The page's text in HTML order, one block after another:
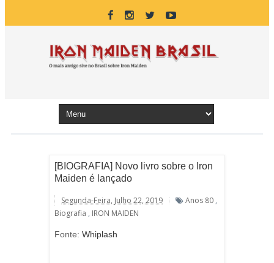
[BIOGRAFIA] Novo livro sobre o Iron
Maiden é lançado
Segunda-Feira, Julho 22, 2019 Anos 80 ,
Biografia , IRON MAIDEN
Fonte: Whiplash